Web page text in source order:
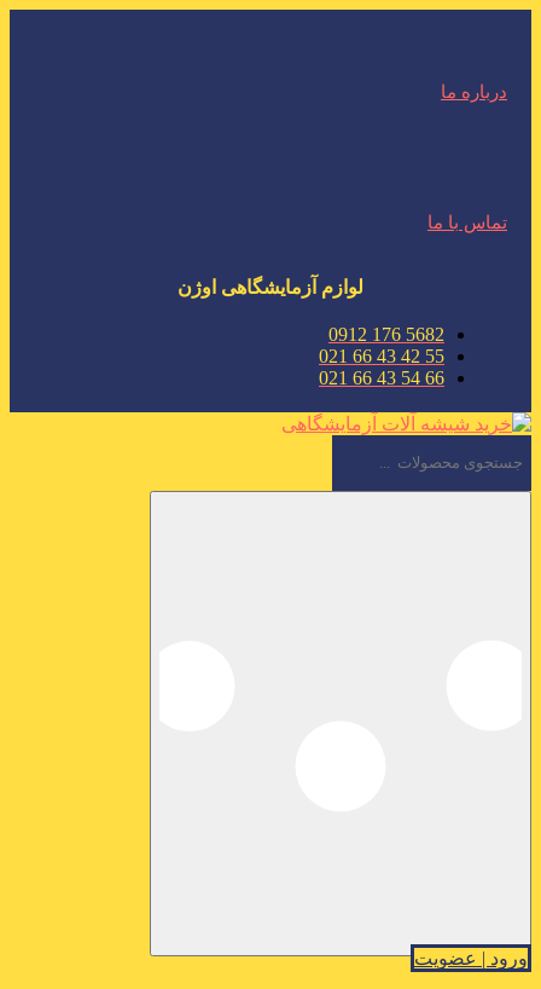
درباره ما
تماس با ما
لوازم آزمایشگاهی اوژن
5682 176 0912
55 42 43 66 021
66 54 43 66 021
ورود | عضویت